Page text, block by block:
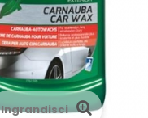
Ingrandisci